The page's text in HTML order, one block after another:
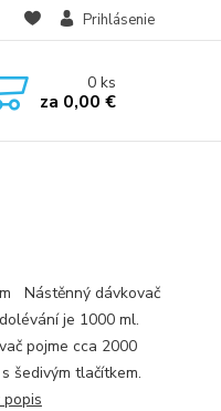
Prihlásenie
0ks
za 0,00 €
Nástěnný dávkovač
je 1000 ml.
pojme cca 2000
šedivým tlačítkem.